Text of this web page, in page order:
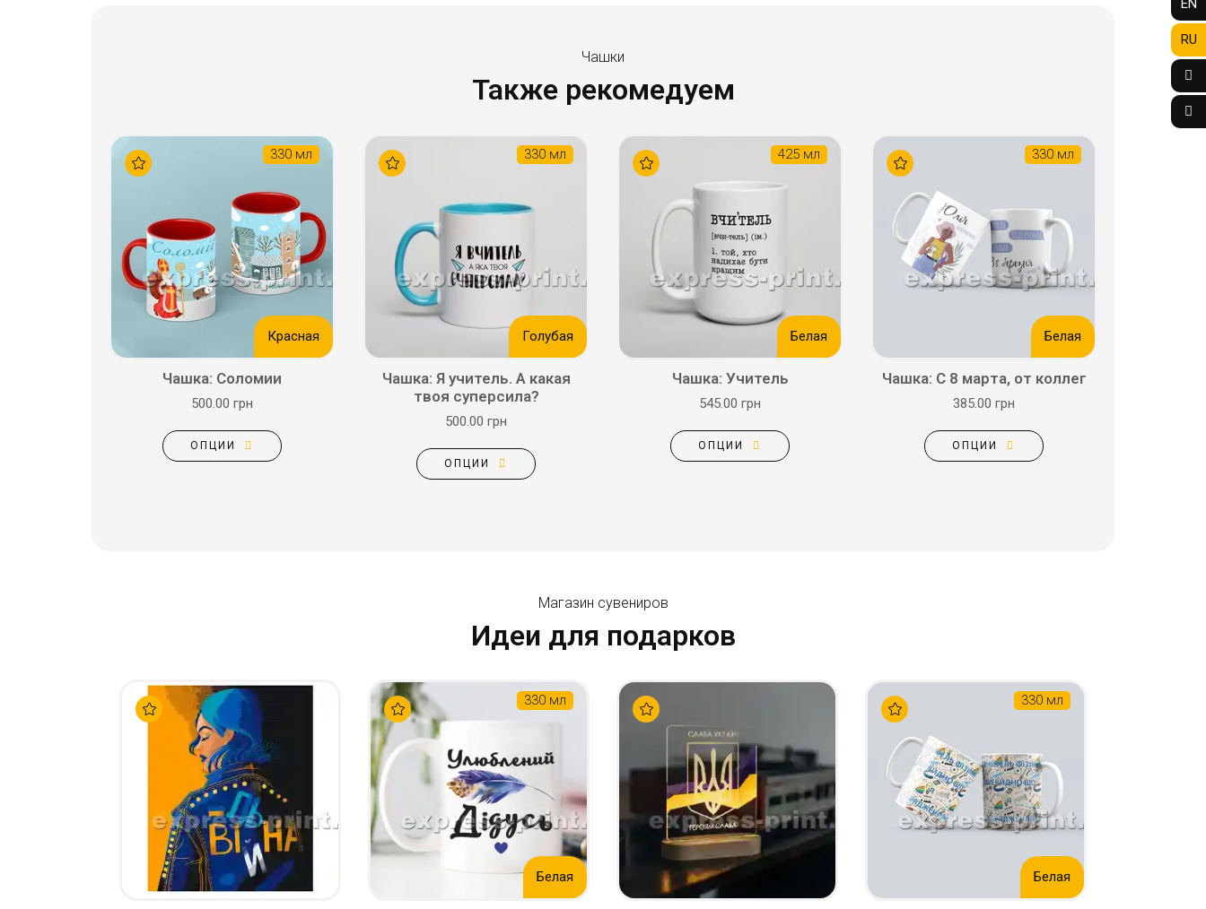
Чашки
Также рекомедуем
330 мл
Красная
Чашка: Соломии
500.00 грн
ОПЦИИ
330 мл
Голубая
Чашка: Я учитель. А какая
твоя суперсила?
500.00 грн
ОПЦИИ
425 мл
Белая
Чашка: Учитель
545.00 грн
ОПЦИИ
330 мл
Белая
Чашка: С 8 марта, от коллег
385.00 грн
ОПЦИИ
Магазин сувениров
Идеи для подарков
330 мл
Белая
330 мл
Белая
EN
RU